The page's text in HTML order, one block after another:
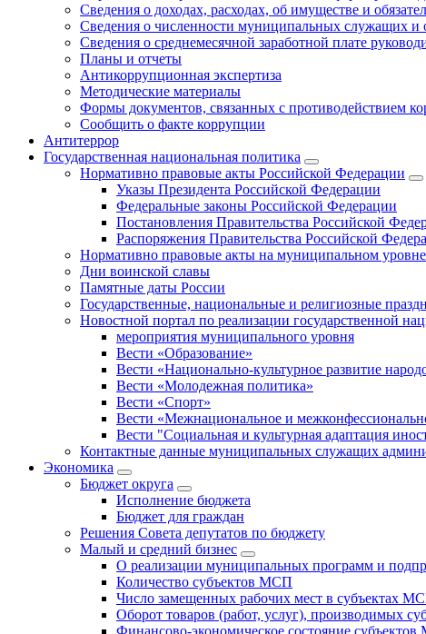
Сведения о доходах, расходах, об имуществе и
Сведения о численности муниципальных служащих и
Сведения о среднемесячной заработной плате
Планы и отчеты
Антикоррупционная экспертиза
Методические материалы
Формы документов, связанных с противодействием
Сообщить о факте коррупции
Антитеррор
Государственная национальная политика
Нормативно правовые акты Российской Федерации
Указы Президента Российской Федерации
Федеральные законы Российской Федерации
Постановления Правительства Российской
Распоряжения Правительства Российской
Нормативно правовые акты на муниципальном
Дни воинской славы
Памятные даты России
Государственные, национальные и религиозные
Новостной портал по реализации государственной
мероприятия муниципального уровня
Вести «Образование»
Вести «Национально-культурное развитие
Вести «Молодежная политика»
Вести «Спорт»
Вести «Межнациональное и
Вести "Социальная и культурная адаптация
Контактные данные муниципальных служащих
Экономика
Бюджет округa
Исполнение бюджета
Бюджет для граждан
Решения Совета депутатов по бюджету
Малый и средний бизнес
О реализации муниципальных программ и
Количество субъектов МСП
Число замещенных рабочих мест в субъектах
Оборот товаров (работ, услуг), производимых
Финансово-экономическое состояние